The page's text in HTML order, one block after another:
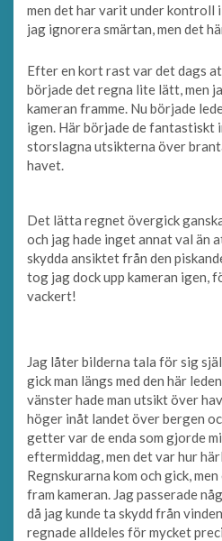
men det har varit under kontroll
jag ignorera smärtan, men det
Efter en kort rast var det dags
började det regna lite lätt, men
kameran framme. Nu började
igen. Här började de fantastiskt
storslagna utsikterna över
havet.
Det lätta regnet övergick
och jag hade inget annat val än
skydda ansiktet från den
tog jag dock upp kameran igen,
vackert!
Jag låter bilderna tala för sig
gick man längs med den här
vänster hade man utsikt över
höger inåt landet över bergen
getter var de enda som gjorde
eftermiddag, men det var hur
Regnskurarna kom och gick,
fram kameran. Jag passerade
då jag kunde ta skydd från
regnade alldeles för mycket